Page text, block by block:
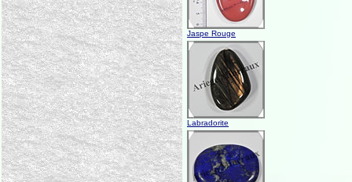
Jaspe Rouge
Labradorite